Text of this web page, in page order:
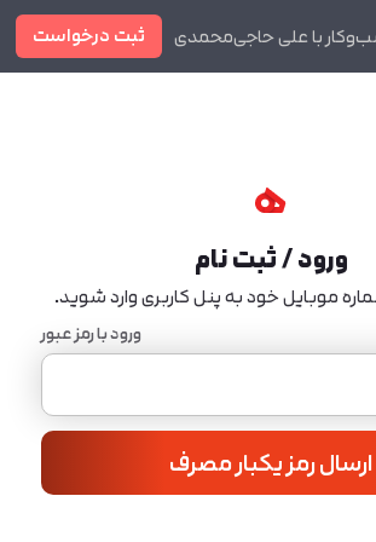
با علی حاجی‌محمدی ثبت درخواست
ورود / ثبت نام
موبایل خود به پنل کاربری وارد شوید.
ورود با رمز عبور
ارسال رمز یکبار مصرف